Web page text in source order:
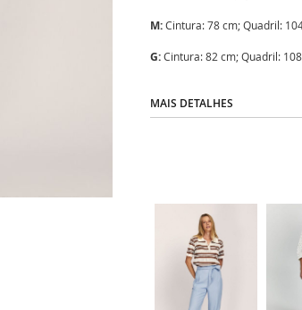
M:Cintura: 78 cm; Quadril:
G:Cintura: 82 cm; Quadril:
MAIS DETALHES